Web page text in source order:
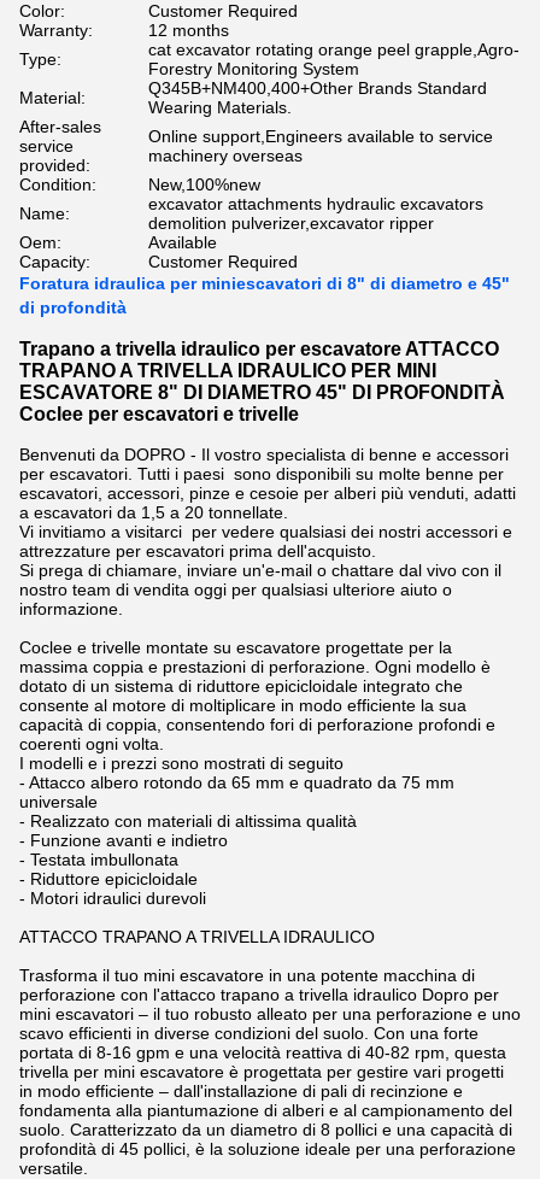
Color:
Customer Required
Warranty:
12 months
Type:
cat excavator rotating orange peel grapple,Agro-
Forestry Monitoring System
Material:
Q345B+NM400,400+Other Brands Standard
Wearing Materials.
After-sales
service
provided:
Online support,Engineers available to service
machinery overseas
Condition:
New,100%new
Name:
excavator attachments hydraulic excavators
demolition pulverizer,excavator ripper
Oem:
Available
Capacity:
Customer Required
Foratura idraulica per miniescavatori di 8" di diametro e 45"
di profondità
Trapano a trivella idraulico per escavatore ATTACCO
TRAPANO A TRIVELLA IDRAULICO PER MINI
ESCAVATORE 8" DI DIAMETRO 45" DI PROFONDITÀ
Coclee per escavatori e trivelle
Benvenuti da DOPRO - Il vostro specialista di benne e accessori
per escavatori. Tutti i paesi sono disponibili su molte benne per
escavatori, accessori, pinze e cesoie per alberi più venduti, adatti
a escavatori da 1,5 a 20 tonnellate.
Vi invitiamo a visitarci per vedere qualsiasi dei nostri accessori e
attrezzature per escavatori prima dell'acquisto.
Si prega di chiamare, inviare un'e-mail o chattare dal vivo con il
nostro team di vendita oggi per qualsiasi ulteriore aiuto o
informazione.
Coclee e trivelle montate su escavatore progettate per la
massima coppia e prestazioni di perforazione. Ogni modello è
dotato di un sistema di riduttore epicicloidale integrato che
consente al motore di moltiplicare in modo efficiente la sua
capacità di coppia, consentendo fori di perforazione profondi e
coerenti ogni volta.
I modelli e i prezzi sono mostrati di seguito
- Attacco albero rotondo da 65 mm e quadrato da 75 mm
universale
- Realizzato con materiali di altissima qualità
- Funzione avanti e indietro
- Testata imbullonata
- Riduttore epicicloidale
- Motori idraulici durevoli
ATTACCO TRAPANO A TRIVELLA IDRAULICO
Trasforma il tuo mini escavatore in una potente macchina di
perforazione con l'attacco trapano a trivella idraulico Dopro per
mini escavatori – il tuo robusto alleato per una perforazione e uno
scavo efficienti in diverse condizioni del suolo. Con una forte
portata di 8-16 gpm e una velocità reattiva di 40-82 rpm, questa
trivella per mini escavatore è progettata per gestire vari progetti
in modo efficiente – dall'installazione di pali di recinzione e
fondamenta alla piantumazione di alberi e al campionamento del
suolo. Caratterizzato da un diametro di 8 pollici e una capacità di
profondità di 45 pollici, è la soluzione ideale per una perforazione
versatile.